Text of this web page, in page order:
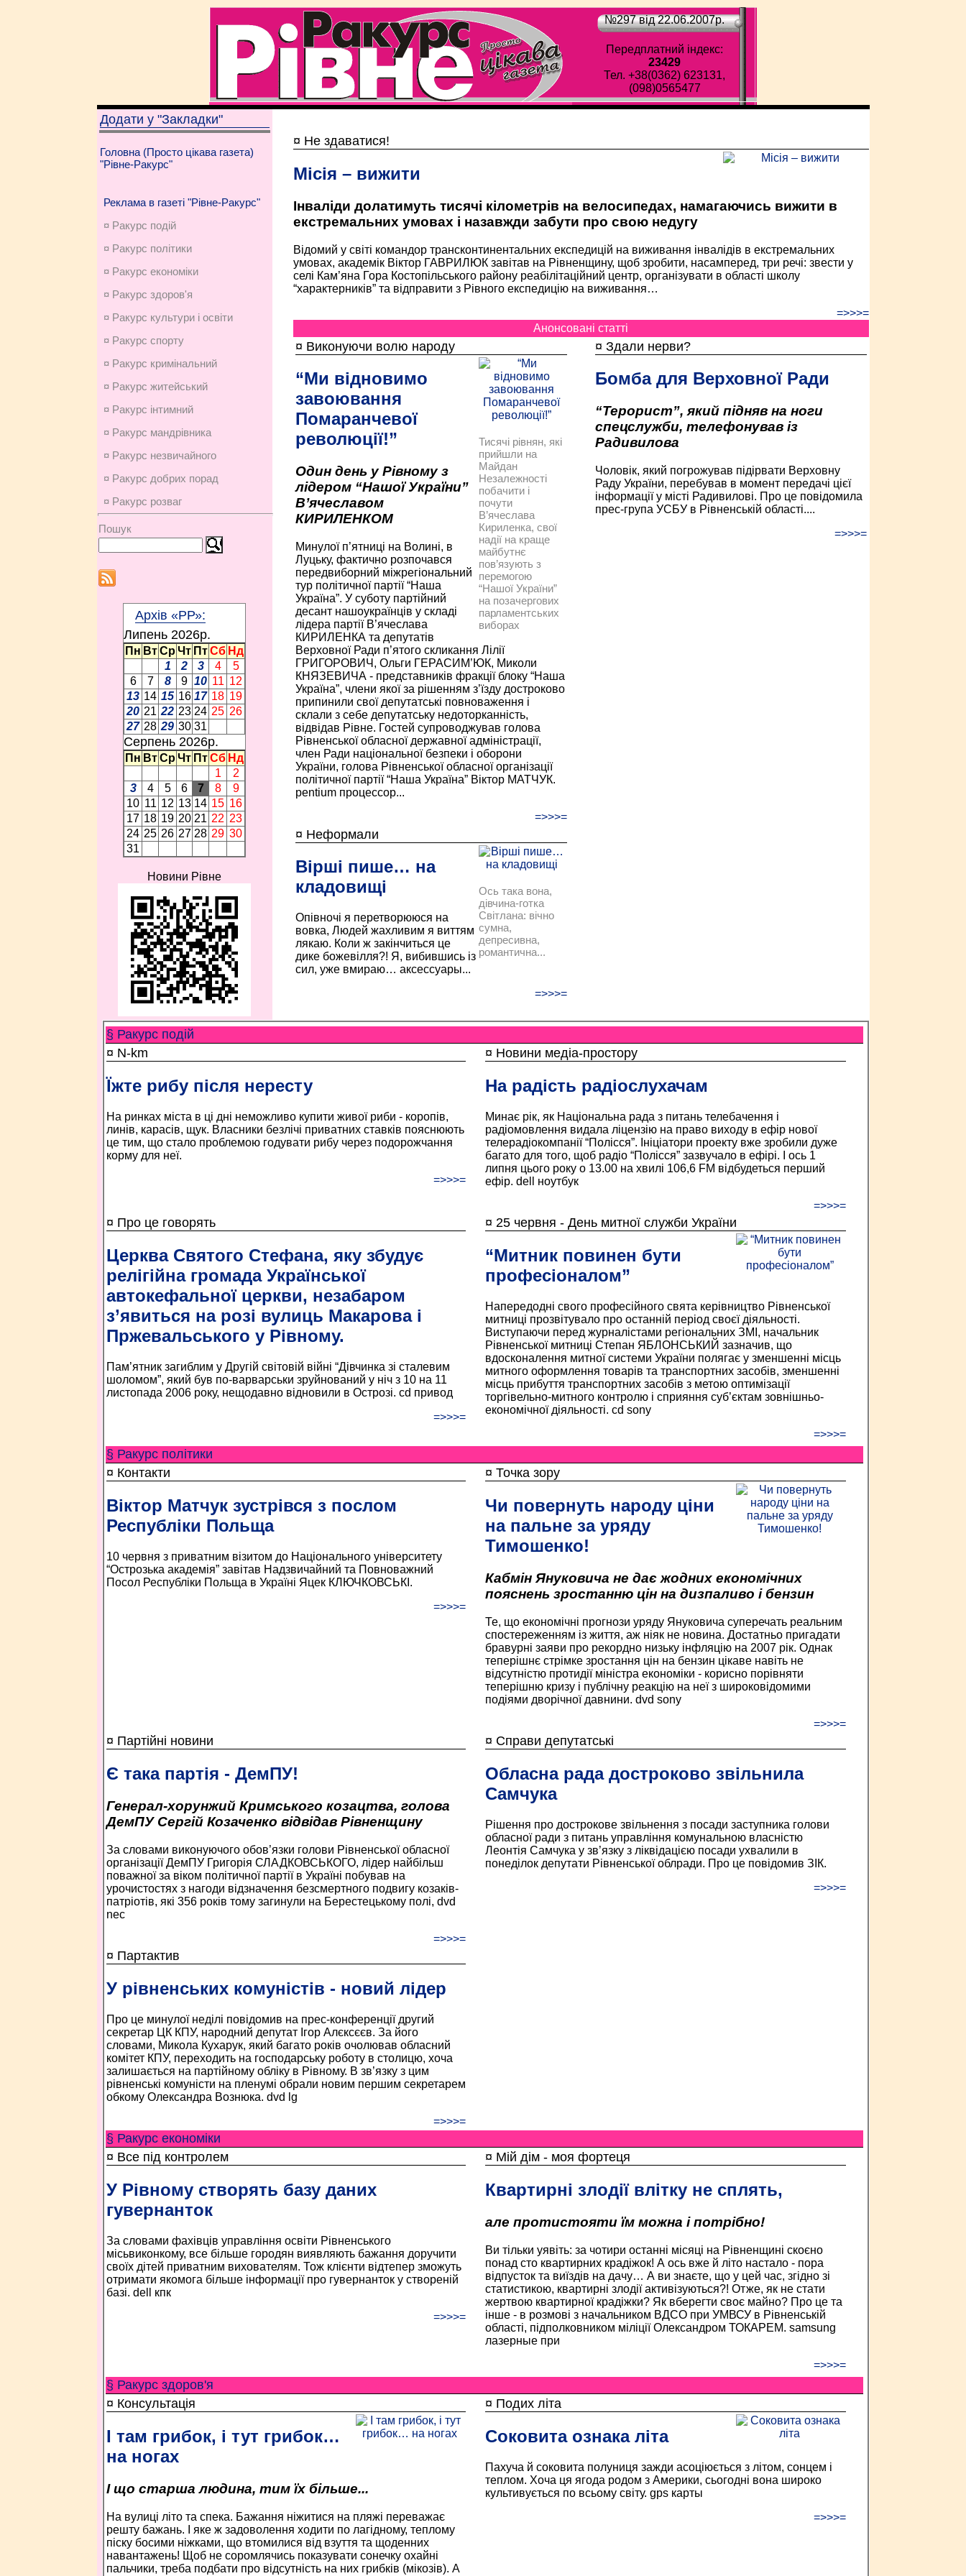
№297 від 22.06.2007p.
Передплатний індекс:
23429
Тел. +38(0362) 623131,
(098)0565477
Додати у "Закладки"
Головна (Просто цікава газета)
"Рівне-Ракурс"
Реклама в газеті "Рівне-Ракурс"
¤ Ракурс подій
¤ Ракурс політики
¤ Ракурс економiки
¤ Ракурс здоров'я
¤ Ракурс культури і освіти
¤ Ракурс спорту
¤ Ракурс кримінальний
¤ Ракурс житейський
¤ Ракурс інтимний
¤ Ракурс мандрівника
¤ Ракурс незвичайного
¤ Ракурс добрих порад
¤ Ракурс розваг
Пошук
Архів «РР»:
Липень 2026p.
Пн ВтСрЧт ПтСб Нд
1
2 3 4
5
6
7 8 9 10 11 12
13 14 15 16 17 18 19
20 21 22 23 24 25 26
27 28 29 30 31
Серпень 2026p.
Пн ВтСрЧт ПтСб Нд
1
2
3
4 5 6 7 8
9
10 11 12 13 14 15 16
17 18 19 20 21 22 23
24 25 26 27 28 29 30
31
Новини Рівне
¤ Не здаватися!
Місія – вижити
Інваліди долатимуть тисячі кілометрів на велосипедах, намагаючись вижити в
екстремальних умовах і назавжди забути про свою недугу
Відомий у світі командор трансконтинентальних експедицій на виживання інвалідів в екстремальних
умовах, академік Віктор ГАВРИЛЮК завітав на Рівненщину, щоб зробити, насамперед, три речі: звести у
селі Кам’яна Гора Костопільського району реабілітаційний центр, організувати в області школу
“характерників” та відправити з Рівного експедицію на виживання…
=>>>=
Анонсовані статті
¤ Виконуючи волю народу
Тисячі рівнян, які
прийшли на
Майдан
Незалежності
побачити і
почути
В’ячеслава
Кириленка, свої
надії на краще
майбутнє
пов’язують з
перемогою
“Нашої України”
на позачергових
парламентських
виборах
“Ми відновимо
завоювання
Помаранчевої
революції!”
Один день у Рівному з
лідером “Нашої України”
В’ячеславом
КИРИЛЕНКОМ
Минулої п’ятниці на Волині, в
Луцьку, фактично розпочався
передвиборний міжрегіональний
тур політичної партії “Наша
Україна”. У суботу партійний
десант нашоукраїнців у складі
лідера партії В’ячеслава
КИРИЛЕНКА та депутатів
Верховної Ради п’ятого скликання Лілії
ГРИГОРОВИЧ, Ольги ГЕРАСИМ’ЮК, Миколи
КНЯЗЕВИЧА - представників фракції блоку “Наша
Україна”, члени якої за рішенням з’їзду достроково
припинили свої депутатські повноваження і
склали з себе депутатську недоторканність,
відвідав Рівне. Гостей супроводжував голова
Рівненської обласної державної адміністрації,
член Ради національної безпеки і оборони
України, голова Рівненської обласної організації
політичної партії “Наша Україна” Віктор МАТЧУК.
pentium процессор...
=>>>=
¤ Здали нерви?
Бомба для Верховної Ради
“Терорист”, який підняв на ноги
спецслужби, телефонував із
Радивилова
Чоловік, який погрожував підірвати Верховну
Раду України, перебував в момент передачі цієї
інформації у місті Радивилові. Про це повідомила
прес-група УСБУ в Рівненській області....
=>>>=
¤ Неформали
Ось така вона,
дівчина-готка
Світлана: вічно
сумна,
депресивна,
романтична...
Вірші пише… на
кладовищі
Опівночі я перетворююся на
вовка, Людей жахливим я виттям
лякаю. Коли ж закінчиться це
дике божевілля?! Я, вибившись із
сил, уже вмираю… аксессуары...
=>>>=
§ Ракурс подій
¤ N-km
Їжте рибу після нересту
На ринках міста в ці дні неможливо купити живої риби - коропів,
линів, карасів, щук. Власники безлічі приватних ставків пояснюють
це тим, що стало проблемою годувати рибу через подорожчання
корму для неї.
=>>>=
¤ Новини медіа-простору
На радість радіослухачам
Минає рік, як Національна рада з питань телебачення і
радіомовлення видала ліцензію на право виходу в ефір нової
телерадіокомпанії “Полісся”. Ініціатори проекту вже зробили дуже
багато для того, щоб радіо “Полісся” зазвучало в ефірі. І ось 1
липня цього року о 13.00 на хвилі 106,6 FM відбудеться перший
ефір. dell ноутбук
=>>>=
¤ Про це говорять
Церква Святого Стефана, яку збудує
релігійна громада Української
автокефальної церкви, незабаром
з’явиться на розі вулиць Макарова і
Пржевальського у Рівному.
Пам’ятник загиблим у Другій світовій війні “Дівчинка зі сталевим
шоломом”, який був по-варварськи зруйнований у ніч з 10 на 11
листопада 2006 року, нещодавно відновили в Острозі. cd привод
=>>>=
¤ 25 червня - День митної служби України
“Митник повинен бути
професіоналом”
Напередодні свого професійного свята керівництво Рівненської
митниці прозвітувало про останній період своєї діяльності.
Виступаючи перед журналістами регіональних ЗМІ, начальник
Рівненської митниці Степан ЯБЛОНСЬКИЙ зазначив, що
вдосконалення митної системи України полягає у зменшенні місць
митного оформлення товарів та транспортних засобів, зменшенні
місць прибуття транспортних засобів з метою оптимізації
торгівельно-митного контролю і сприяння суб’єктам зовнішньо-
економічної діяльності. cd sony
=>>>=
§ Ракурс політики
¤ Контакти
Віктор Матчук зустрівся з послом
Республіки Польща
10 червня з приватним візитом до Національного університету
“Острозька академія” завітав Надзвичайний та Повноважний
Посол Республіки Польща в Україні Яцек КЛЮЧКОВСЬКІ.
=>>>=
¤ Точка зору
Чи повернуть народу ціни
на пальне за уряду
Тимошенко!
Кабмін Януковича не дає жодних економічних
пояснень зростанню цін на дизпаливо і бензин
Те, що економічні прогнози уряду Януковича суперечать реальним
спостереженням із життя, аж ніяк не новина. Достатньо пригадати
бравурні заяви про рекордно низьку інфляцію на 2007 рік. Однак
теперішнє стрімке зростання цін на бензин цікаве навіть не
відсутністю протидії міністра економіки - корисно порівняти
теперішню кризу і публічну реакцію на неї з широковідомими
подіями дворічної давнини. dvd sony
=>>>=
¤ Партійні новини
Є така партія - ДемПУ!
Генерал-хорунжий Кримського козацтва, голова
ДемПУ Сергій Козаченко відвідав Рівненщину
За словами виконуючого обов’язки голови Рівненської обласної
організації ДемПУ Григорія СЛАДКОВСЬКОГО, лідер найбільш
поважної за віком політичної партії в Україні побував на
урочистостях з нагоди відзначення безсмертного подвигу козаків-
патріотів, які 356 років тому загинули на Берестецькому полі, dvd
nec
=>>>=
¤ Справи депутатські
Обласна рада достроково звільнила
Самчука
Рішення про дострокове звільнення з посади заступника голови
обласної ради з питань управління комунальною власністю
Леонтія Самчука у зв’язку з ліквідацією посади ухвалили в
понеділок депутати Рівненської облради. Про це повідомив ЗІК.
=>>>=
¤ Партактив
У рівненських комуністів - новий лідер
Про це минулої неділі повідомив на прес-конференції другий
секретар ЦК КПУ, народний депутат Ігор Алєксєєв. За його
словами, Микола Кухарук, який багато років очолював обласний
комітет КПУ, переходить на господарську роботу в столицю, хоча
залишається на партійному обліку в Рівному. В зв’язку з цим
рівненські комуністи на пленумі обрали новим першим секретарем
обкому Олександра Вознюка. dvd lg
=>>>=
§ Ракурс економiки
¤ Все під контролем
У Рівному створять базу даних
гувернанток
За словами фахівців управління освіти Рівненського
місьвиконкому, все більше городян виявляють бажання доручити
своїх дітей приватним вихователям. Тож клієнти відтепер зможуть
отримати якомога більше інформації про гувернанток у створеній
базі. dell кпк
=>>>=
¤ Мій дім - моя фортеця
Квартирні злодії влітку не сплять,
але протистояти їм можна і потрібно!
Ви тільки уявіть: за чотири останні місяці на Рівненщині скоєно
понад сто квартирних крадіжок! А ось вже й літо настало - пора
відпусток та виїздів на дачу… А ви знаєте, що у цей час, згідно зі
статистикою, квартирні злодії активізуються?! Отже, як не стати
жертвою квартирної крадіжки? Як вберегти своє майно? Про це та
інше - в розмові з начальником ВДСО при УМВСУ в Рівненській
області, підполковником міліції Олександром ТОКАРЕМ. samsung
лазерные при
=>>>=
§ Ракурс здоров'я
¤ Консультація
І там грибок, і тут грибок…
на ногах
І що старша людина, тим їх більше...
На вулиці літо та спека. Бажання ніжитися на пляжі переважає
решту бажань. І яке ж задоволення ходити по лагідному, теплому
піску босими ніжками, що втомилися від взуття та щоденних
навантажень! Щоб не соромлячись показувати сонечку охайні
пальчики, треба подбати про відсутність на них грибків (мікозів). А
¤ Подих літа
Соковита ознака літа
Пахуча й соковита полуниця зажди асоціюється з літом, сонцем і
теплом. Хоча ця ягода родом з Америки, сьогодні вона широко
культивується по всьому світу. gps карты
=>>>=